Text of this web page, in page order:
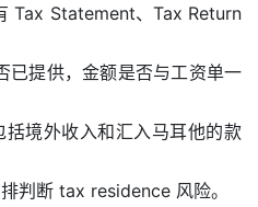
Tax Statement、Tax Return
已提供，金额是否与工资单一
境外收入和汇入马耳他的款
判断 tax residence 风险。